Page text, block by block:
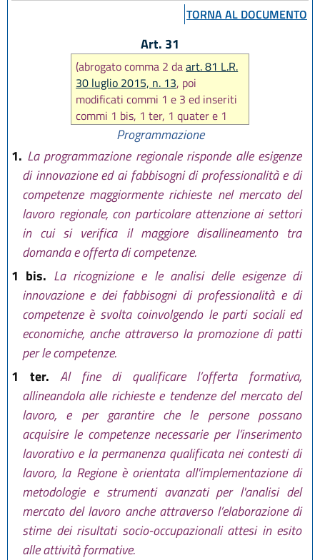
L.R. 23 luglio 2014 n. 20
L.R. 30 luglio 2015, n. 13
L.R. 21 ottobre 2015, n. 17
L.R. 16 marzo 2018, n. 2
L.R. 30 luglio 2019, n. 13
L.R. 1 agosto 2019, n. 17
L.R. 29 luglio 2021, n. 8
L.R. 3 agosto 2022, n. 11
L.R. 25 luglio 2025, n. 9
TORNA AL DOCUMENTO
Art. 31
(abrogato comma 2 daart. 81 L.R.
30 luglio 2015, n. 13, poi
modificati commi 1 e 3 ed inseriti
commi 1 bis, 1 ter, 1 quater e 1
quinquies da art 19L.R. 25 luglio
2025, n. 9
Programmazione
1. La programmazione regionale risponde alle esigenze
di innovazione ed ai fabbisogni di professionalità e di
competenze maggiormente richieste nel mercato del
lavoro regionale, con particolare attenzione ai settori
in cui si verifica il maggiore disallineamento tra
domanda e offerta di competenze.
1 bis. La ricognizione e le analisi delle esigenze di
innovazione e dei fabbisogni di professionalità e di
competenze è svolta coinvolgendo le parti sociali ed
economiche, anche attraverso la promozione di patti
per le competenze.
1 ter. Al fine di qualificare l’offerta formativa,
allineandola alle richieste e tendenze del mercato del
lavoro, e per garantire che le persone possano
acquisire le competenze necessarie per l’inserimento
lavorativo e la permanenza qualificata nei contesti di
lavoro, la Regione è orientata all'implementazione di
metodologie e strumenti avanzati per l'analisi del
mercato del lavoro anche attraverso l’elaborazione di
stime dei risultati socio-occupazionali attesi in esito
alle attività formative.